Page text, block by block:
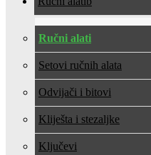
Ručni alati
Setovi ručnih alata
Odvijači i bitovi
Kliješta i stezaljke
Ključevi